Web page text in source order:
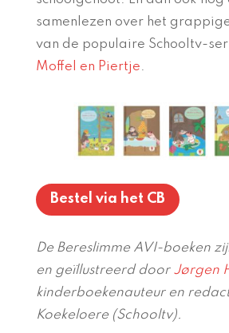
samenlezen over het
van de populaire Schooltv-
Moffel en Piertje.
Bestel via het CB
De Bereslimme AVI-boeken
en geïllustreerd door Jørgen
kinderboekenauteur en
Koekeloere (Schooltv).